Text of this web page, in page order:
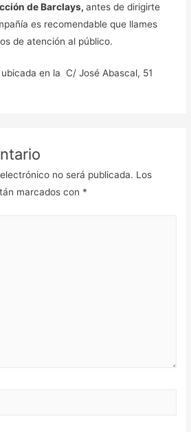
de Barclays,antes de dirigirte
es recomendable que llames
de atención al público.
en la C/ José Abascal, 51
no será publicada. Los
marcados con *